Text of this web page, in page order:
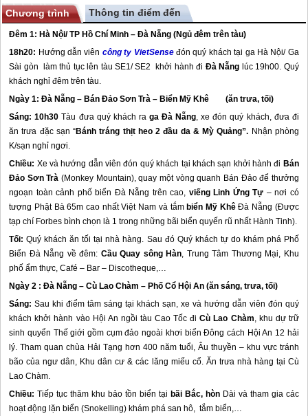
Chương trình Thông tin điểm đến
Đêm 1: Hà Nội/ TP Hồ Chí Minh –Đà Nẵng (Ngủ đêm trên tàu)
18h20: Hướng dẫn viên công ty VietSenseđón quý khách tại ga Hà Nội/ Ga
Sài gòn làm thủ tục lên tàu SE1/ SE2 khởi hành đi Đà Nẵng lúc 19h00. Quý
khách nghỉ đêm trên tàu.
Ngày 1:Đà Nẵng – Bán Đảo Sơn Trà – Biển Mỹ Khê (ăn trưa, tối)
Sáng: 10h30Tàu đưa quý khách ra gaĐà Nẵng, xe đón quý khách, đưa đi
ăn trưa đặc sạn “Bánh tráng thịt heo 2 đầu da & Mỳ Quảng”. Nhận phòng
K/sạn nghỉ ngơi.
Chiều: Xe và hướng dẫn viên đón quý khách tại khách sạn khởi hành đi Bán
Đảo Sơn Trà (Monkey Mountain), quay một vòng quanh Bán Đảo để thưởng
ngoạn toàn cảnh phố biển Đà Nẵng trên cao, viếng Linh Ứng Tự – nơi có
tượng Phật Bà 65m cao nhất Việt Nam và tắm biển Mỹ Khê Đà Nẵng (Được
tạp chí Forbes bình chọn là 1 trong những bãi biển quyến rũ nhất Hành Tinh).
Tối:Quý khách ăn tối tại nhà hàng. Sau đó Quý khách tự do khám phá Phố
Biển Đà Nẵng về đêm: Cầu Quay sông Hàn, Trung Tâm Thương Mại, Khu
phố ẩm thực, Café – Bar – Discotheque,…
Ngày 2 :Đà Nẵng – Cù Lao Chàm – Phố Cổ Hội An (ăn sáng, trưa, tối)
Sáng:Sau khi điểm tâm sáng tại khách sạn, xe và hướng dẫn viên đón quý
khách khởi hành vào Hội An ngồi tàu Cao Tốc điCù Lao Chàm, khu dự trữ
sinh quyển Thế giới gồm cụm đảo ngoài khơi biển Đông cách Hội An 12 hải
lý. Tham quan chùa Hải Tạng hơn 400 năm tuổi, Âu thuyền – khu vực tránh
bão của ngư dân, Khu dân cư & các lăng miếu cổ. Ăn trưa nhà hàng tại Cù
Lao Chàm.
Chiều:Tiếp tục thăm khu bảo tồn biển tại bãi Bắc, hònDài và tham gia các
hoạt động lặn biển (Snokelling) khám phá san hô, tắm biển,…